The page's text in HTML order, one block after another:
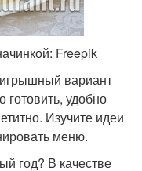
Freepik
вариант
готовить, удобно
Изучите идеи
меню.
год? В качестве